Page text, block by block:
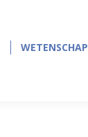
WETENSCHAP
WETENSCHAP